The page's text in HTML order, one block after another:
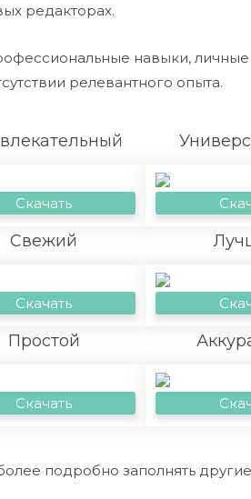
редакторах.
навыки, личные
релевантного опыта.
Скачать
Свежий
Скачать
Простой
Скачать
подробно заполнять